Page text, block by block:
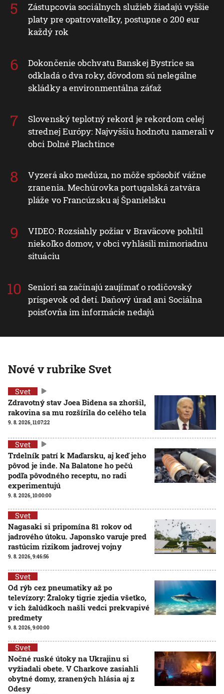
Zástupcovia sociálnych služieb žiadajú vyššie
platy pre opatrovateľky, postupne o 200 eur
každý rok
Dokončenie obchvatu Banskej Bystrice sa
odkladá o dva roky, dôvodom sú nelegálne
skládky a environmentálna záťaž
Slovenský teplotný rekord je rekordom celej
strednej Európy: Najvyššiu hodnotu namerali v
obci Dolné Plachtince
Vyzerá ako medúza, no môže spôsobiť vážne
zranenia. Mechúrovka portugalská zatvára
pláže vo Francúzsku aj Španielsku
VIDEO: Rozsiahly požiar v Braväcove pohltil
niekoľko domov, v obci vyhlásili mimoriadnu
situáciu
Seniori sa začínajú zaujímať o rodičovský
príspevok od detí. Daňový úrad ani Sociálna
poisťovňa im informácie nedajú
Nové v rubrike Svet
Svet
Zdravotný stav Joea Bidena sa zhoršil,
rakovina sa mu rozšírila do celého tela
9. 8. 2026, 11:07:22
Svet
Trdelník patrí k Maďarsku, aj keď jeho
pôvod je inde. Na Balatone ho pečú
podľa pôvodného receptu, no radi
experimentujú
9. 8. 2026, 10:00:00
Svet
Nagasaki si pripomína 81 rokov od
jadrového útoku. Japonsko varuje pred
rastúcim rizikom jadrovej vojny
9. 8. 2026, 9:46:56
Svet
Od rýb cez pneumatiky až po
televízory: Žraloky tigrie zjedia všetko,
v ich žalúdkoch našli vedci prekvapivé
predmety
9. 8. 2026, 9:00:00
Svet
Nočné ruské útoky na Ukrajinu si
vyžiadali obete. V Charkove zasiahli
obytné domy, zranených hlásia aj z
Odesy